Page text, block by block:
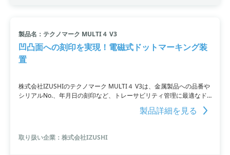
製品名：テクノマーク MULTI４ V3
凹凸面への刻印を実現！電磁式ドットマーキング装
置
株式会社IZUSHIのテクノマーク MULTI４ V3は、金属製品への品番や
シリアルNo.、年月日の刻印など、トレーサビリティ管理に最適なド
ット式刻印機です。特許ＩＤＩ機能により凹凸面やR面への刻印も可
能。エアー不要の電磁式で、省エネかつ高品質な刻印を実現していま
製品詳細を見る
取り扱い企業：株式会社IZUSHI